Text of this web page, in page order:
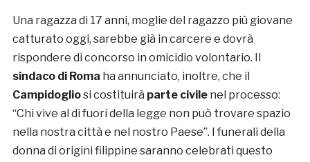
Una ragazza di 17 anni, moglie del ragazzo più giovane
catturato oggi, sarebbe già in carcere e dovrà
rispondere di concorso in omicidio volontario. Il
sindaco di Roma ha annunciato, inoltre, che il
Campidogliosi costituirà parte civilenel processo:
“Chi vive al di fuori della legge non può trovare spazio
nella nostra città e nel nostro Paese”. I funerali della
donna di origini filippine saranno celebrati questo